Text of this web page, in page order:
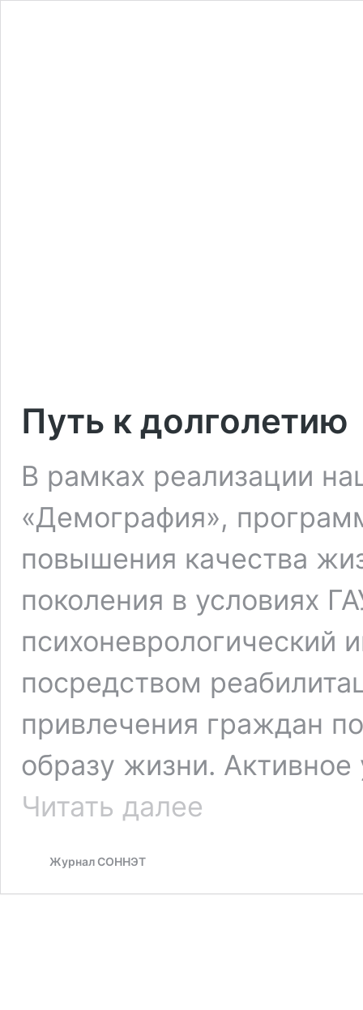
Путь к долголетию
В рамках реализации
«Демография»,
повышения качества
поколения в условиях
психоневрологический
посредством
привлечения граждан
образу жизни.
Читать далее
Журнал СОННЭТ